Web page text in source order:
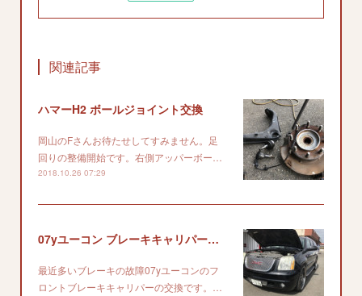
関連記事
ハマーH2 ボールジョイント交換
岡山のFさんお待たせしてすみません。足
回りの整備開始です。右側アッパーボー…
2018.10.26 07:29
07yユーコン ブレーキキャリパー交換
最近多いブレーキの故障07yユーコンのフ
ロントブレーキキャリパーの交換です。…